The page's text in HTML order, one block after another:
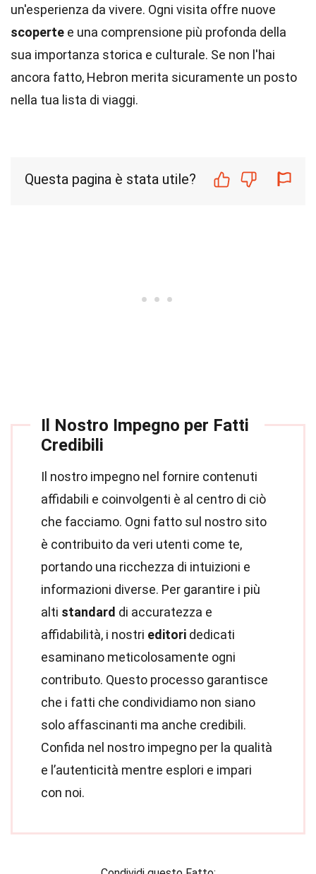
un'esperienza da vivere. Ogni visita offre nuove
scoperte e una comprensione più profonda della
sua importanza storica e culturale. Se non l'hai
ancora fatto, Hebron merita sicuramente un posto
nella tua lista di viaggi.
Questa pagina è stata utile?
Il Nostro Impegno per Fatti
Credibili
Il nostro impegno nel fornire contenuti
affidabili e coinvolgenti è al centro di ciò
che facciamo. Ogni fatto sul nostro sito
è contribuito da veri utenti come te,
portando una ricchezza di intuizioni e
informazioni diverse. Per garantire i più
alti standard di accuratezza e
affidabilità, i nostri editori dedicati
esaminano meticolosamente ogni
contributo. Questo processo garantisce
che i fatti che condividiamo non siano
solo affascinanti ma anche credibili.
Confida nel nostro impegno per la qualità
e l’autenticità mentre esplori e impari
con noi.